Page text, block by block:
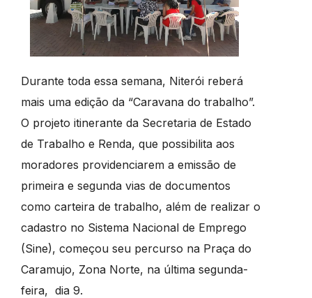
Durante toda essa semana, Niterói reberá
mais uma edição da “Caravana do trabalho”.
O projeto itinerante da Secretaria de Estado
de Trabalho e Renda, que possibilita aos
moradores providenciarem a emissão de
primeira e segunda vias de documentos
como carteira de trabalho, além de realizar o
cadastro no Sistema Nacional de Emprego
(Sine), começou seu percurso na Praça do
Caramujo, Zona Norte, na última segunda-
feira, dia 9.